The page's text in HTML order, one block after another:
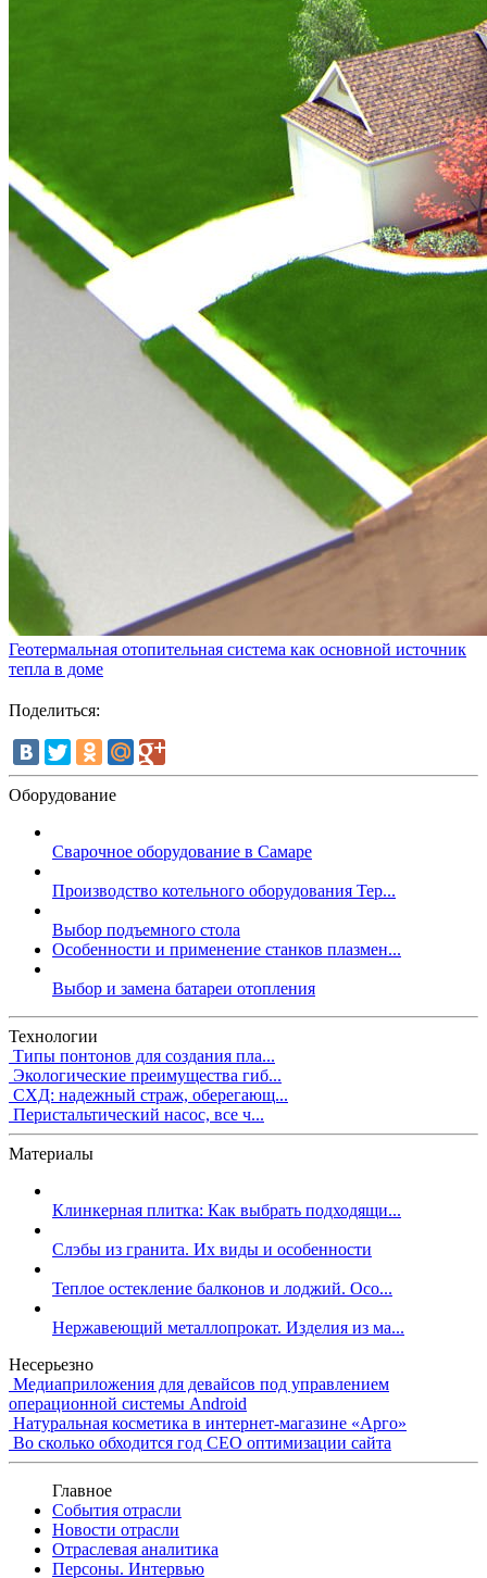
Геотермальная отопительная система как основной источник
тепла в доме
Поделиться:
Оборудование
Сварочное оборудование в Самаре
Производство котельного оборудования Тер...
Выбор подъемного стола
Особенности и применение станков плазмен...
Выбор и замена батареи отопления
Технологии
Типы понтонов для создания пла...
Экологические преимущества гиб...
СХД: надежный страж, оберегающ...
Перистальтический насос, все ч...
Материалы
Клинкерная плитка: Как выбрать подходящи...
Слэбы из гранита. Их виды и особенности
Теплое остекление балконов и лоджий. Осо...
Нержавеющий металлопрокат. Изделия из ма...
Несерьезно
Медиаприложения для девайсов под управлением
операционной системы Android
Натуральная косметика в интернет-магазине «Арго»
Во сколько обходится год СЕО оптимизации сайта
Главное
События отрасли
Новости отрасли
Отраслевая аналитика
Персоны. Интервью